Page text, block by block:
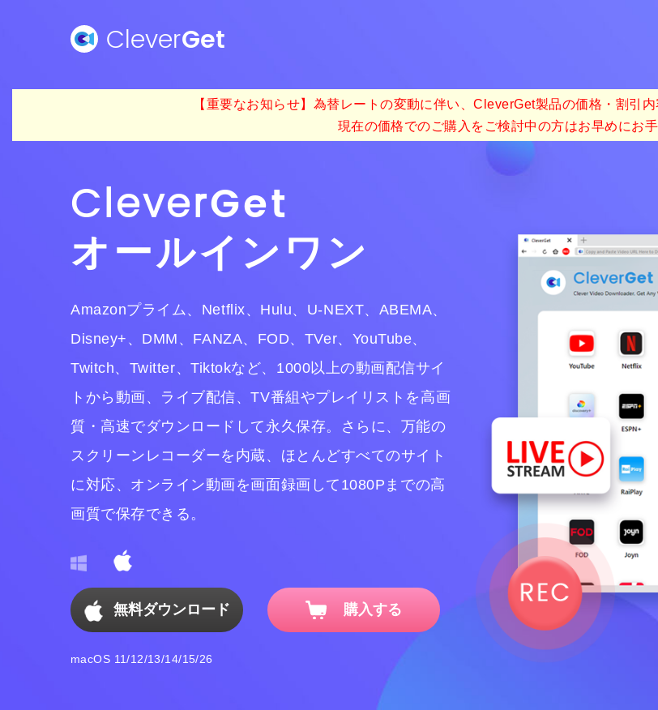
CleverGet
【重要なお知らせ】為替レートの変動に伴い、CleverGet製品の価格・割引
現在の価格でのご購入をご検討中の方はお早めにお手
CleverGet
オールインワン
Amazonプライム、Netflix、Hulu、U-NEXT、ABEMA、
Disney+、DMM、FANZA、FOD、TVer、YouTube、
Twitch、Twitter、Tiktokなど、1000以上の動画配信サイ
トから動画、ライブ配信、TV番組やプレイリストを高画
質・高速でダウンロードして永久保存。さらに、万能の
スクリーンレコーダーを内蔵、ほとんどすべてのサイト
に対応、オンライン動画を画面録画して1080Pまでの高
画質で保存できる。
無料ダウンロード 購入する
macOS 11/12/13/14/15/26